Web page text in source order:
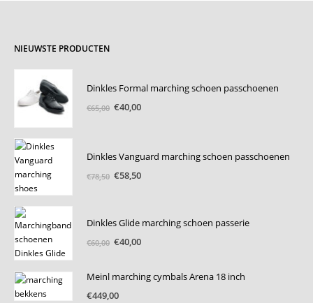
NIEUWSTE PRODUCTEN
Dinkles Formal marching schoen passchoenen
€65,00 Oorspronkelijke
€40,00Huidige
Dinkles Vanguard marching schoen passchoenen
€78,50 Oorspronkelijke
€58,50Huidige
Dinkles Glide marching schoen passerie
€60,00 Oorspronkelijke
€60,00.
€40,00Huidige
€40,00.
Meinl marching cymbals Arena 18 inch
€449,00